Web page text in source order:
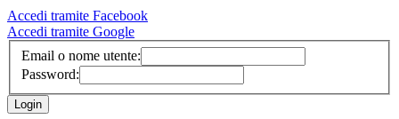
Accedi tramite Facebook
Accedi tramite Google
Email o nome utente:
Password: